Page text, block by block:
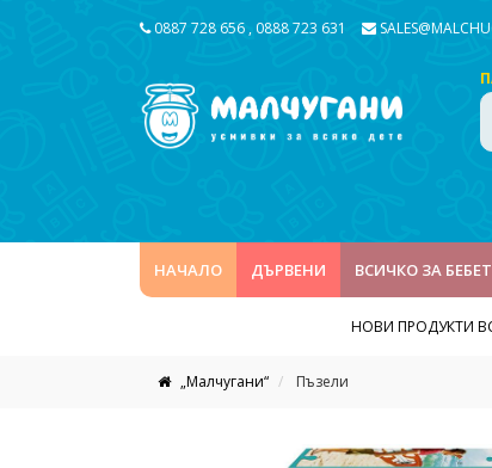
0887 728 656 , 0888 723 631
НАЧАЛО ДЪРВЕНИ ВСИЧКО ЗА
НОВИ ПРОДУКТИ
„Малчугани“ Пъзели